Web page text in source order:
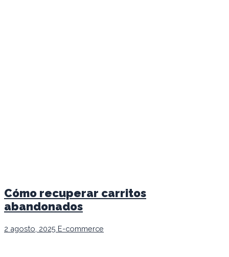
Cómo recuperar carritos
abandonados
2 agosto, 2025 E-commerce